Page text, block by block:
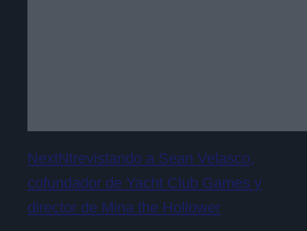
NextNtrevistando a Sean Velasco,
cofundador de Yacht Club Games y
director de Mina the Hollower